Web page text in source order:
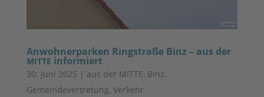
Anwohnerparken Ringstraße Binz – aus der
MITTE informiert
30. Juni 2025 | aus der MITTE, Binz,
Gemeindevertretung, Verkehr